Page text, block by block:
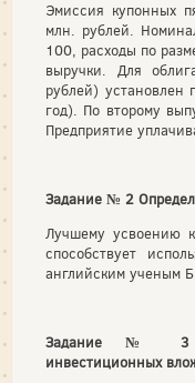
Эмиссия купонных
млн. рублей.
100, расходы по
выручки. Для
рублей) установлен
год). По второму
Предприятие
Задание № 2
Лучшему усвоению
способствует
английским ученым
Задание № 3
инвестиционных